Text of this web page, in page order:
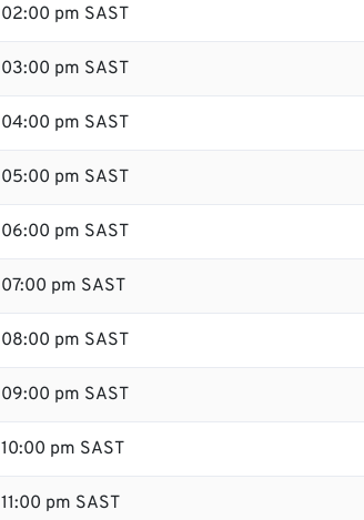
02:00 pm SAST
03:00 pm SAST
04:00 pm SAST
05:00 pm SAST
06:00 pm SAST
07:00 pm SAST
08:00 pm SAST
09:00 pm SAST
10:00 pm SAST
11:00 pm SAST